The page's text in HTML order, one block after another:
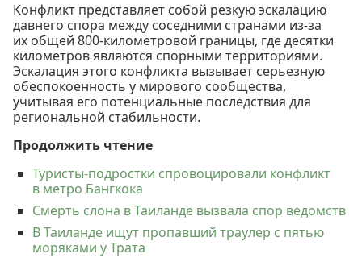
Конфликт представляет собой резкую эскалацию
давнего спора между соседними странами из-за
их общей 800-километровой границы, где десятки
километров являются спорными территориями.
Эскалация этого конфликта вызывает серьезную
обеспокоенность у мирового сообщества,
учитывая его потенциальные последствия для
региональной стабильности.
Продолжить чтение
Туристы-подростки спровоцировали конфликт
в метро Бангкока
Смерть слона в Таиланде вызвала спор ведомств
В Таиланде ищут пропавший траулер с пятью
моряками у Трата